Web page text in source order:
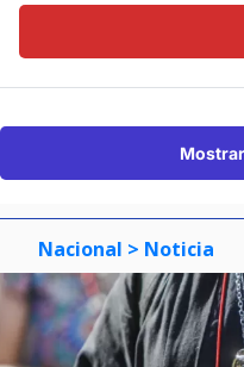
Nacional > Noticia